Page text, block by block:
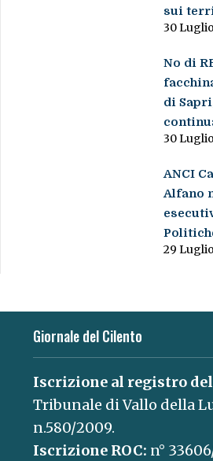
sui
30
No di
di
30
ANCI
Alfano
29
Giornale del Cilento
Iscrizione al registro
Tribunale di Vallo della
n.580/2009.
Iscrizione ROC: n°